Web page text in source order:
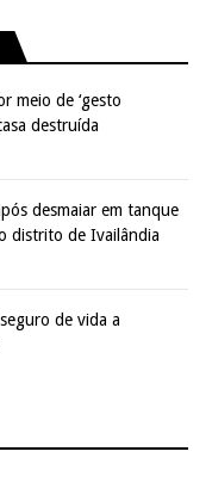
meio de ‘gesto
destruída
desmaiar em tanque
distrito de Ivailândia
de vida a